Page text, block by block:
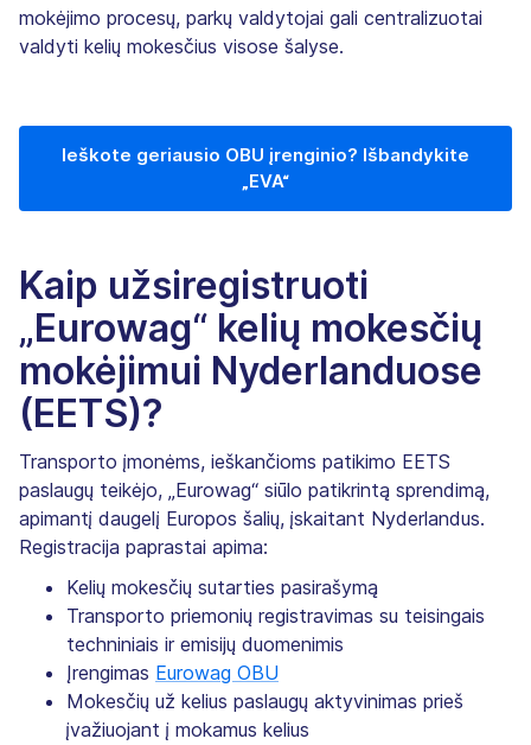
mokėjimo procesų, parkų valdytojai gali centralizuotai
valdyti kelių mokesčius visose šalyse.
Ieškote geriausio OBU įrenginio? Išbandykite
„EVA“
Kaip užsiregistruoti
„Eurowag“ kelių mokesčių
mokėjimui Nyderlanduose
(EETS)?
Transporto įmonėms, ieškančioms patikimo EETS
paslaugų teikėjo, „Eurowag“ siūlo patikrintą sprendimą,
apimantį daugelį Europos šalių, įskaitant Nyderlandus.
Registracija paprastai apima:
Kelių mokesčių sutarties pasirašymą
Transporto priemonių registravimas su teisingais
techniniais ir emisijų duomenimis
Įrengimas Eurowag OBU
Mokesčių už kelius paslaugų aktyvinimas prieš
įvažiuojant į mokamus kelius